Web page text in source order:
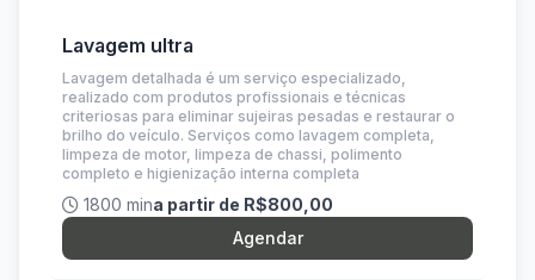
Lavagem ultra
Lavagem detalhada é um serviço especializado,
realizado com produtos profissionais e técnicas
criteriosas para eliminar sujeiras pesadas e restaurar o
brilho do veículo. Serviços como lavagem completa,
limpeza de motor, limpeza de chassi, polimento
completo e higienização interna completa
1800 mina partir de R$800,00
Agendar